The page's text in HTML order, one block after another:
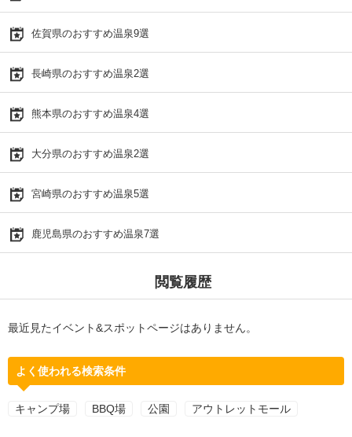
佐賀県のおすすめ温泉9選
長崎県のおすすめ温泉2選
熊本県のおすすめ温泉4選
大分県のおすすめ温泉2選
宮崎県のおすすめ温泉5選
鹿児島県のおすすめ温泉7選
閲覧履歴
最近見たイベント&スポットページはありません。
よく使われる検索条件
キャンプ場 BBQ場 公園 アウトレットモール